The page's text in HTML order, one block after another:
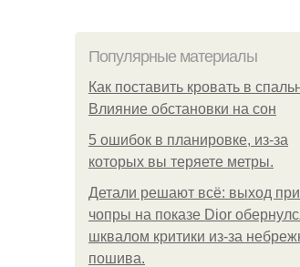
Популярные материалы
Как поставить кровать в
Влияние обстановки на сон
5 ошибок в планировке, из-за
которых вы теряете метры.
Детали решают всё: выход
чопры на показе Dior
шквалом критики из-за
пошива.